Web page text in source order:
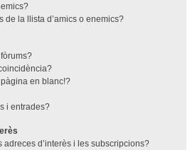
de la llista d’amics o enemics?
en blanc!?
i entrades?
d’interès i les subscripcions?